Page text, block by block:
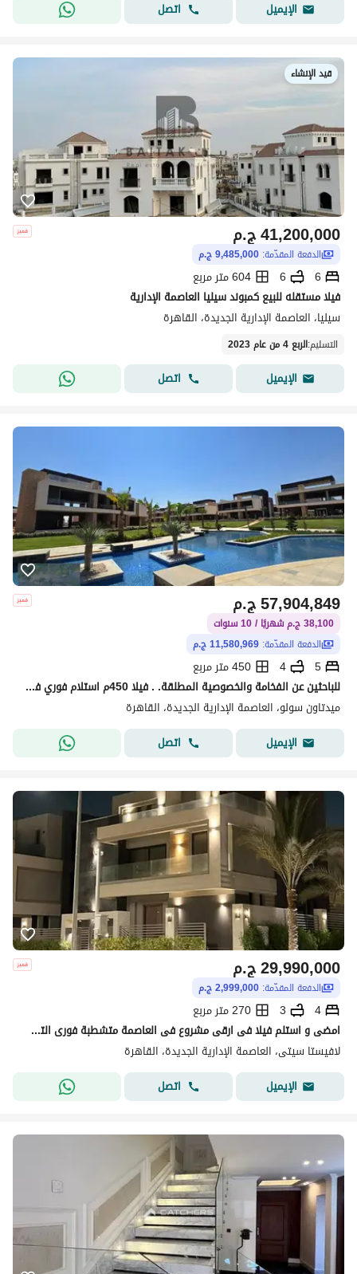
الإيميل
اتصل
قيد الإنشاء
ج.م41,200,000
الدفعة المقدّمة: 9,485,000 ج.م
6
6
604 متر مربع
فيلا مستقله للبيع كمبوند سيليا العاصمة الإدارية
سيليا، العاصمة الإدارية الجديدة، القاهرة
التسليم:الربع 4 من عام 2023
الإيميل اتصل
ج.م57,904,849
38,100 ج.م شهريًا / 10 سنوات
الدفعة المقدّمة: 11,580,969 ج.م
5
4
450 متر مربع
للباحثين عن الفخامة والخصوصية المطلقة. . فيلا 450م استلام فوري في كمبوند الفيلات الأول بالعاصمة
ميدتاون سولو، العاصمة الإدارية الجديدة، القاهرة
الإيميل
اتصل
ج.م29,990,000
الدفعة المقدّمة: 2,999,000 ج.م
4
3
270 متر مربع
امضى و استلم فيلا فى ارقى مشروع فى العاصمة متشطبة فورى التسليم - فيلا للبيع - لافيستا سيتى - lavista city
لافيستا سيتى، العاصمة الإدارية الجديدة، القاهرة
الإيميل
اتصل